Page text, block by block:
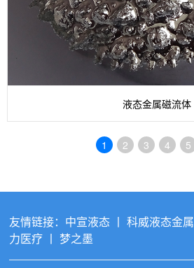
液态金属磁流体
1 2 3 4 5
友情链接： 中宣液态 丨科威液态金属
力医疗 丨 梦之墨